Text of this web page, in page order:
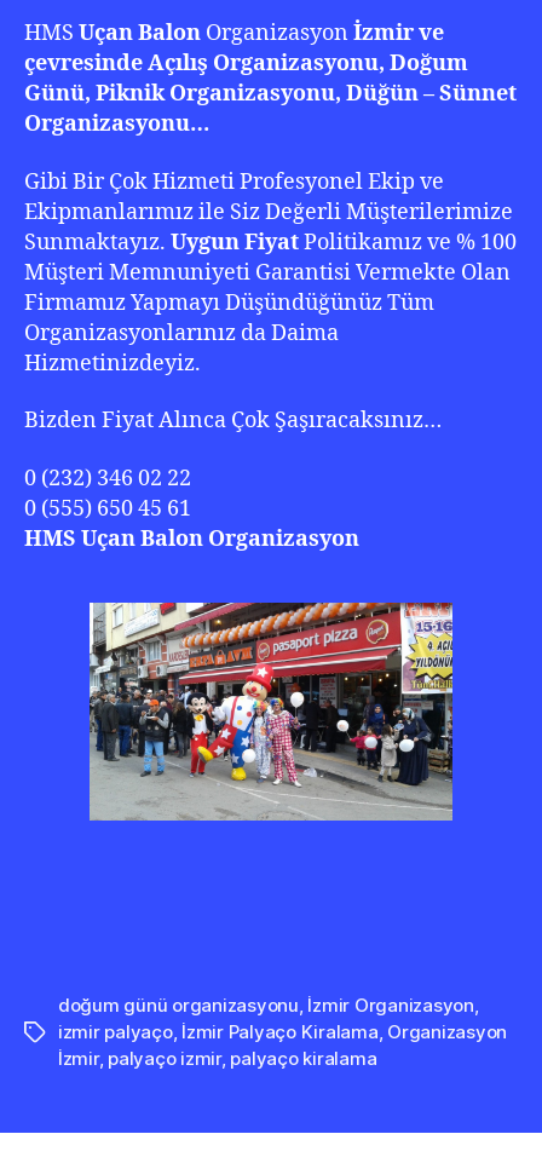
HMS Uçan Balon Organizasyon İzmir ve
çevresinde Açılış Organizasyonu, Doğum
Günü, Piknik Organizasyonu, Düğün – Sünnet
Organizasyonu…
Gibi Bir Çok Hizmeti Profesyonel Ekip ve
Ekipmanlarımız ile Siz Değerli Müşterilerimize
Sunmaktayız. Uygun FiyatPolitikamız ve % 100
Müşteri Memnuniyeti Garantisi Vermekte Olan
Firmamız Yapmayı Düşündüğünüz Tüm
Organizasyonlarınız da Daima
Hizmetinizdeyiz.
Bizden Fiyat Alınca Çok Şaşıracaksınız…
0 (232) 346 02 22
0 (555) 650 45 61
HMS Uçan Balon Organizasyon
Etiketler
doğum günü organizasyonu, İzmir Organizasyon,
izmir palyaço, İzmir Palyaço Kiralama, Organizasyon
İzmir, palyaço izmir, palyaço kiralama